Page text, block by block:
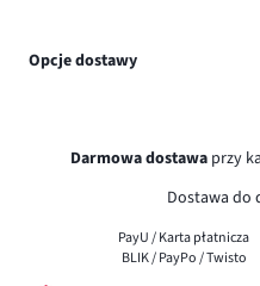
Opcje dostawy
Darmowa dostawa przy
Dostawa do
PayU / Karta płatnicza
BLIK / PayPo / Twisto